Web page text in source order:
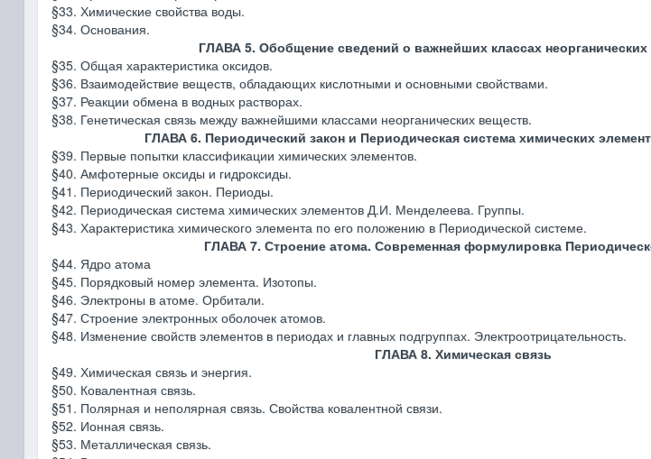
§33. Химические свойства воды.
§34. Основания.
ГЛАВА 5. Обобщение сведений о важнейших классах неорганических
§35. Общая характеристика оксидов.
§36. Взаимодействие веществ, обладающих кислотными и основными свойствами.
§37. Реакции обмена в водных растворах.
§38. Генетическая связь между важнейшими классами неорганических веществ.
ГЛАВА 6. Периодический закон и Периодическая система химических
§39. Первые попытки классификации химических элементов.
§40. Амфотерные оксиды и гидроксиды.
§41. Периодический закон. Периоды.
§42. Периодическая система химических элементов Д.И. Менделеева. Группы.
§43. Характеристика химического элемента по его положению в Периодической системе.
ГЛАВА 7. Строение атома. Современная формулировка
§44. Ядро атома
§45. Порядковый номер элемента. Изотопы.
§46. Электроны в атоме. Орбитали.
§47. Строение электронных оболочек атомов.
§48. Изменение свойств элементов в периодах и главных подгруппах. Электроотрицательность.
ГЛАВА 8. Химическая связь
§49. Химическая связь и энергия.
§50. Ковалентная связь.
§51. Полярная и неполярная связь. Свойства ковалентной связи.
§52. Ионная связь.
§53. Металлическая связь.